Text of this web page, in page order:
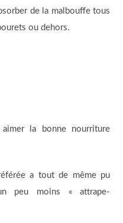
de la malbouffe tous
ou dehors.
la bonne nourriture
a tout de même pu
peu moins « attrape-